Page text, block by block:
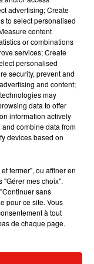
Gomez et
single
Puth pour une
advertising; Create
to select personalised
content
or combinations
services; Create
personalised
security, prevent and
and content;
may
data to offer
information actively
combine data from
devices based on
fermer", ou affiner en
mes choix".
sans
pour ce site. Vous
à tout
de chaque page.